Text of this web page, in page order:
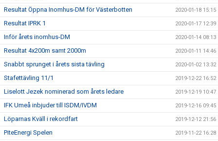
Resultat Öppna Inomhus-DM för Västerbotten 2020-01-18 15:15
Resultat IPRK 1 2020-01-17 12:39
Inför årets inomhus-DM 2020-01-14 08:13
Resultat 4x200m samt 2000m 2020-01-11 14:46
Snabbt sprunget i årets sista tävling 2020-01-02 13:32
Stafettävling 11/1 2019-12-22 16:52
Liselott Jezek nominerad som årets ledare 2019-12-19 10:47
IFK Umeå inbjuder till ISDM/IVDM 2019-12-16 09:45
Löparnas Kväll i rekordfart 2019-12-12 21:56
PiteEnergi Spelen 2019-11-22 16:28